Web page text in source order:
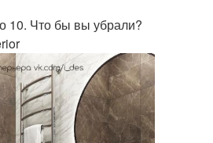
10. Что бы вы убрали?